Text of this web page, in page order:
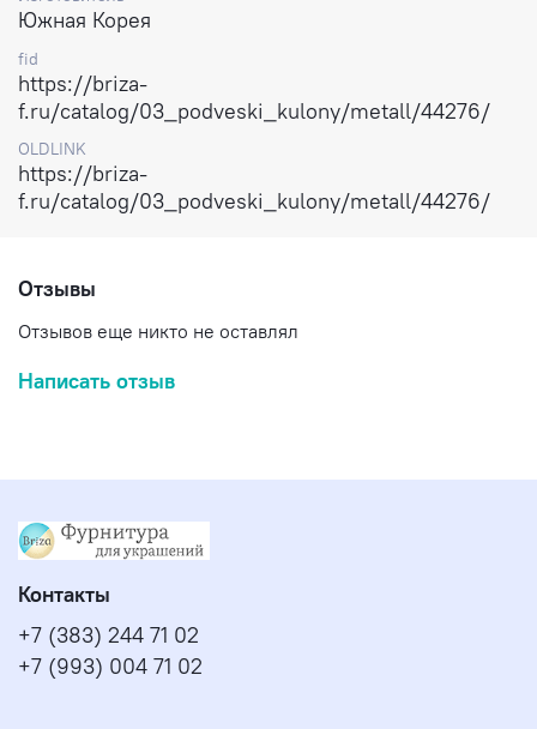
Южная Корея
fid
https://briza-
f.ru/catalog/03_podveski_kulony/metall/44276/
OLDLINK
https://briza-
f.ru/catalog/03_podveski_kulony/metall/44276/
Отзывы
Отзывов еще никто не оставлял
Написать отзыв
Контакты
+7 (383) 244 71 02
+7 (993) 004 71 02